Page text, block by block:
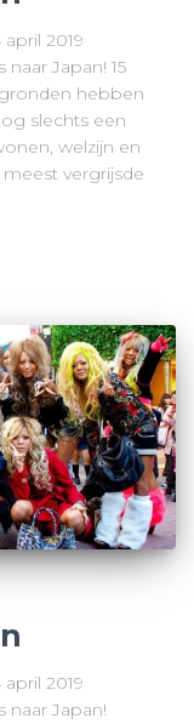
2019
Japan! 15
hebben
slechts een
welzijn en
vergrijsde
2019
Japan!